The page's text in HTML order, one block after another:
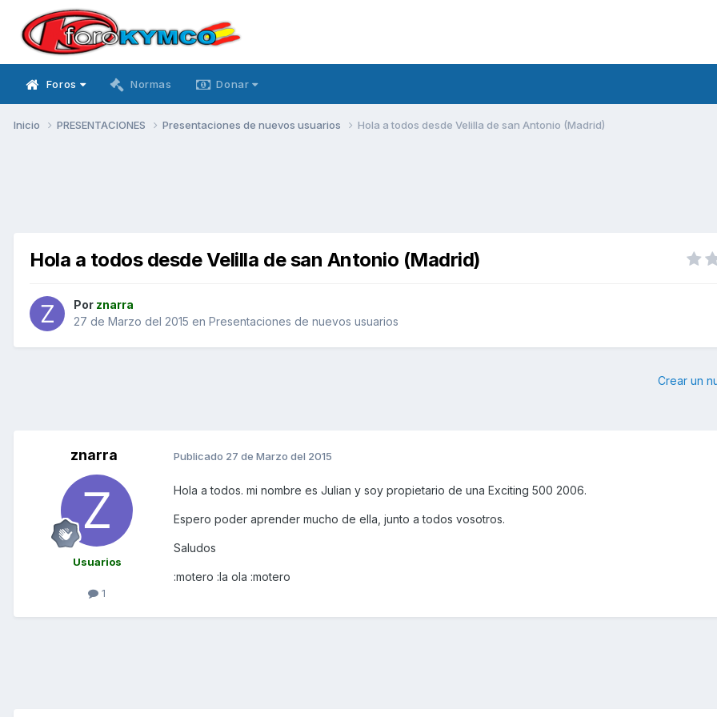
Foros Normas Donar
Inicio PRESENTACIONES Presentaciones de nuevos usuarios Hola a todos desde Velilla de san Antonio (Madrid)
Hola a todos desde Velilla de san Antonio (Madrid)
Por znarra
27 de Marzo del 2015 en Presentaciones de nuevos usuarios
Crear un
znarra
Usuarios
1
Publicado 27 de Marzo del 2015
Hola a todos. mi nombre es Julian y soy propietario de una Exciting 500 2006.
Espero poder aprender mucho de ella, junto a todos vosotros.
Saludos
:motero :la ola :motero